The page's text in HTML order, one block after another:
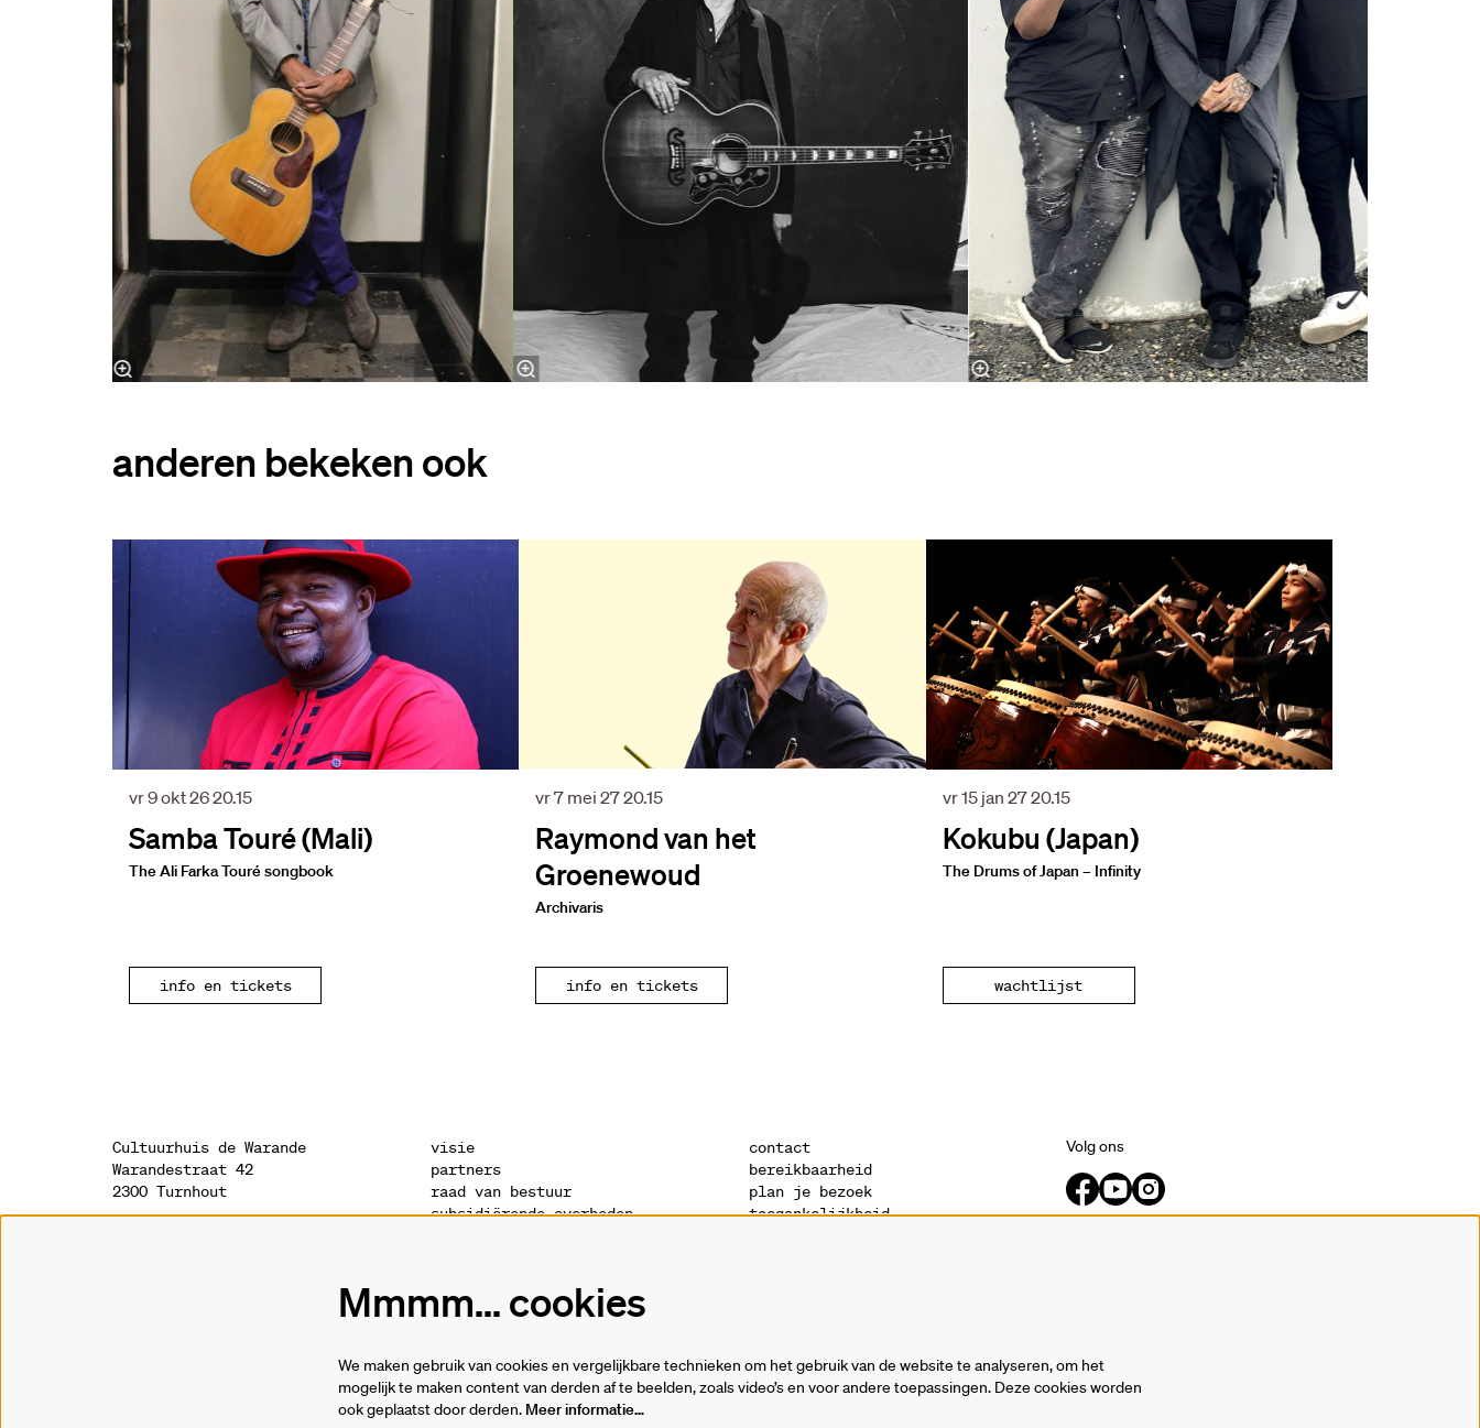
anderen bekeken ook
Samba Touré (Mali)
The Ali Farka Touré songbook
vr 9 okt 2620.15
info en tickets
Raymond van het
Groenewoud
Archivaris
vr 7 mei 2720.15
info en tickets
Kokubu (Japan)
The Drums of Japan – Infinity
vr 15 jan 2720.15
wachtlijst
Cultuurhuis de Warande
Warandestraat 42
2300 Turnhout
visie
partners
raad van bestuur
subsidiërende overheden
privacyverklaring
cookies
contact
bereikbaarheid
plan je bezoek
toegankelijkheid
Volg ons
Mmmm... cookies
We maken gebruik van cookies en vergelijkbare technieken om het gebruik van de website te analyseren, om het
mogelijk te maken content van derden af te beelden, zoals video’s en voor andere toepassingen. Deze cookies worden
ook geplaatst door derden. Meer informatie…